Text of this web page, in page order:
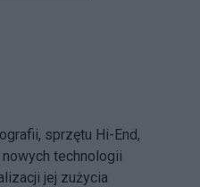
sprzętu Hi-End,
technologii
jej zużycia